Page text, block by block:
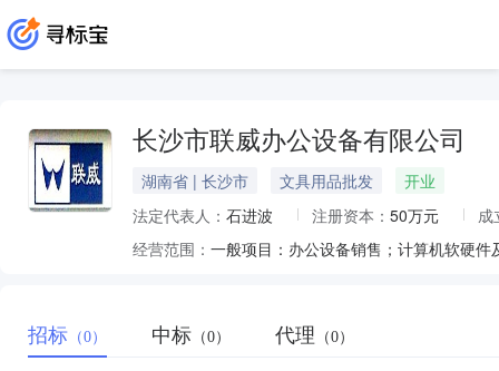
长沙市联威办公设备有限公司
湖南省 | 长沙市 文具用品批发
开业
法定代表人： 石进波 注册资本： 50万元
成
经营范围：
招标 （0） 中标 （0） 代理 （0）